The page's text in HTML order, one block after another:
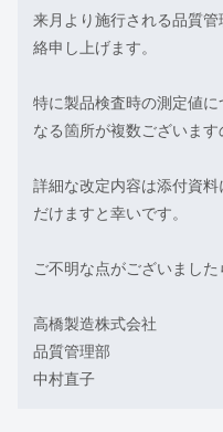
来月より施行される品質
絡申し上げます。
特に製品検査時の測定値
なる箇所が複数ございます
詳細な改定内容は添付資
だけますと幸いです。
ご不明な点がございました
高橋製造株式会社
品質管理部
中村直子